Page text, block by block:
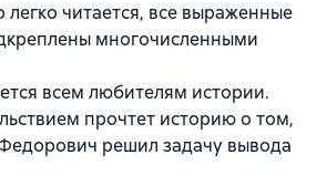
легко читается, все выраженные
многочисленными
всем любителям истории.
прочтет историю о том,
решил задачу вывода